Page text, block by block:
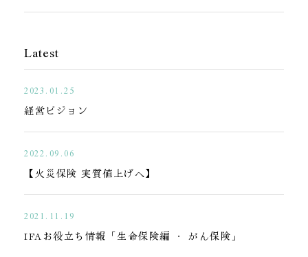
Latest
2023.01.25
経営ビジョン
2022.09.06
【火災保険 実質値上げへ】
2021.11.19
IFAお役立ち情報「生命保険編 ・ がん保険」